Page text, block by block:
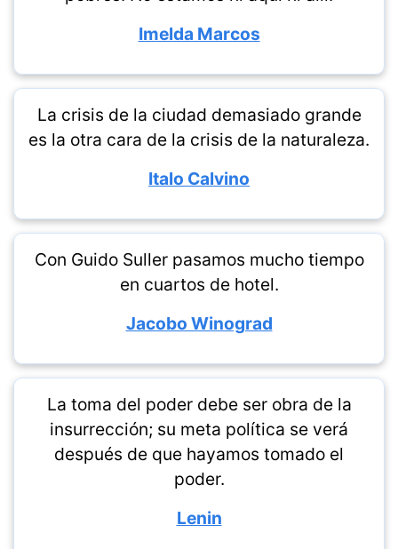
Imelda Marcos
La crisis de la ciudad demasiado grande
es la otra cara de la crisis de la naturaleza.
Italo Calvino
Con Guido Suller pasamos mucho tiempo
en cuartos de hotel.
Jacobo Winograd
La toma del poder debe ser obra de la
insurrección; su meta política se verá
después de que hayamos tomado el
poder.
Lenin